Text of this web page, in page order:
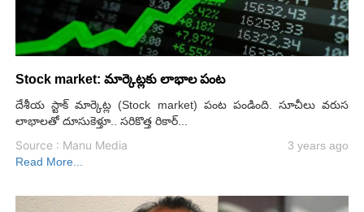
Stock market: మార్కెట్లకు లాభాల పంట
దేశీయ స్టాక్ మార్కెట్ల (Stock market) పంట పండింది. సూచీలు వరుస
లాభాలతో దూసుకెళ్తూ.. సరికొత్త రికార్...
Source : Manu Media
3 years ago
Read More...